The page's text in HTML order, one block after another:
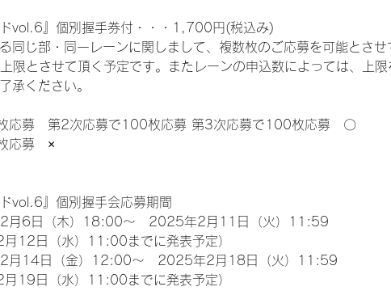
ドvol.6』個別握手券付・・・1,700円(税込み)
同じ部・同一レーンに関しまして、複数枚のご応募を可能とさ
限とさせて頂く予定です。またレーンの申込数によっては、上
承ください。
応募　第2次応募で100枚応募 第3次応募で100枚応募　〇
募　×
vol.6』個別握手会応募期間
月6日（木）18:00～　2025年2月11日（火）11:59
月12日（水）11:00までに発表予定）
月14日（金）12:00～　2025年2月18日（火）11:59
月19日（水）11:00までに発表予定）